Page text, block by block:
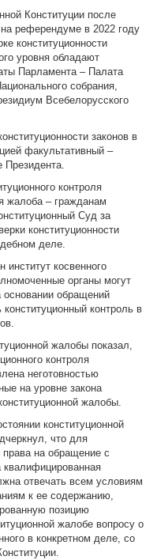
Конституции после
референдуме в 2022 году
конституционности
уровня обладают
Парламента – Палата
собрания,
Всебелорусского
законов в
факультативный –
Президента.
контроля
жалоба – гражданам
Суд за
конституционности
деле.
институт косвенного
органы могут
основании обращений
контроль в
жалобы показал,
контроля
неготовностью
на уровне закона
жалобы.
конституционной
что для
на обращение с
квалифицированная
отвечать всем условиям
к ее содержанию,
позицию
жалобе вопросу о
в конкретном деле, со